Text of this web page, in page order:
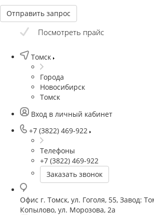
Отправить запрос
Посмотреть прайс
Томск
Города
Новосибирск
Томск
Вход в личный кабинет
+7 (3822) 469-922
Телефоны
+7 (3822) 469-922
Заказать звонок
Офис г. Томск, ул. Гоголя, 55, Завод:
Копылово, ул. Морозова, 2а